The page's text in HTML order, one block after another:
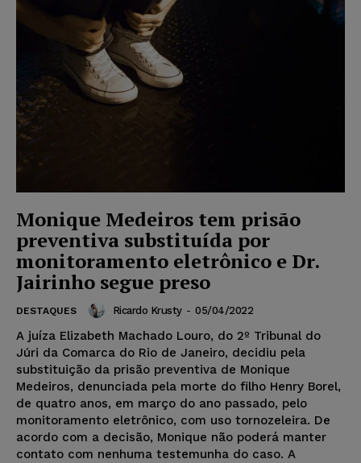
Monique Medeiros tem prisão
preventiva substituída por
monitoramento eletrônico e Dr.
Jairinho segue preso
DESTAQUES Ricardo Krusty - 05/04/2022
A juíza Elizabeth Machado Louro, do 2º Tribunal do
Júri da Comarca do Rio de Janeiro, decidiu pela
substituição da prisão preventiva de Monique
Medeiros, denunciada pela morte do filho Henry Borel,
de quatro anos, em março do ano passado, pelo
monitoramento eletrônico, com uso tornozeleira. De
acordo com a decisão, Monique não poderá manter
contato com nenhuma testemunha do caso. A